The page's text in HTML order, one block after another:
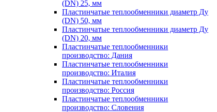
(DN) 25, мм
Пластинчатые теплообменники диаметр Ду
(DN) 50, мм
Пластинчатые теплообменники диаметр Ду
(DN) 20, мм
Пластинчатые теплообменники
производство: Дания
Пластинчатые теплообменники
производство: Италия
Пластинчатые теплообменники
производство: Россия
Пластинчатые теплообменники
производство: Словения